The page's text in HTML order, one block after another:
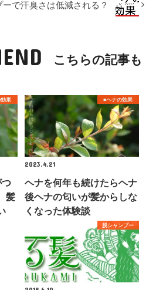
で汗臭さは低減される？
こちらの記事も
果
髪
■ヘナの効果
2023.4.21
ヘナを何年も続けたらヘナ
後ヘナの匂いが髪からしな
くなった体験談
脱シャンプー